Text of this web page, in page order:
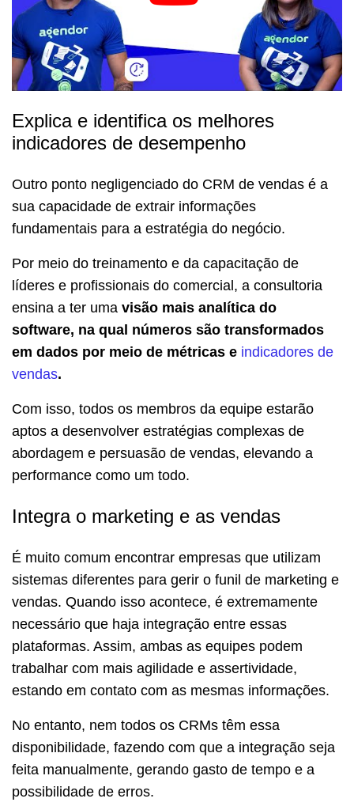
Explica e identifica os melhores
indicadores de desempenho
Outro ponto negligenciado do CRM de vendas é a
sua capacidade de extrair informações
fundamentais para a estratégia do negócio.
Por meio do treinamento e da capacitação de
líderes e profissionais do comercial, a consultoria
ensina a ter uma visão mais analítica do
software, na qual números são transformados
em dados por meio de métricas e indicadores de
vendas.
Com isso, todos os membros da equipe estarão
aptos a desenvolver estratégias complexas de
abordagem e persuasão de vendas, elevando a
performance como um todo.
Integra o marketing e as vendas
É muito comum encontrar empresas que utilizam
sistemas diferentes para gerir o funil de marketing e
vendas. Quando isso acontece, é extremamente
necessário que haja integração entre essas
plataformas. Assim, ambas as equipes podem
trabalhar com mais agilidade e assertividade,
estando em contato com as mesmas informações.
No entanto, nem todos os CRMs têm essa
disponibilidade, fazendo com que a integração seja
feita manualmente, gerando gasto de tempo e a
possibilidade de erros.